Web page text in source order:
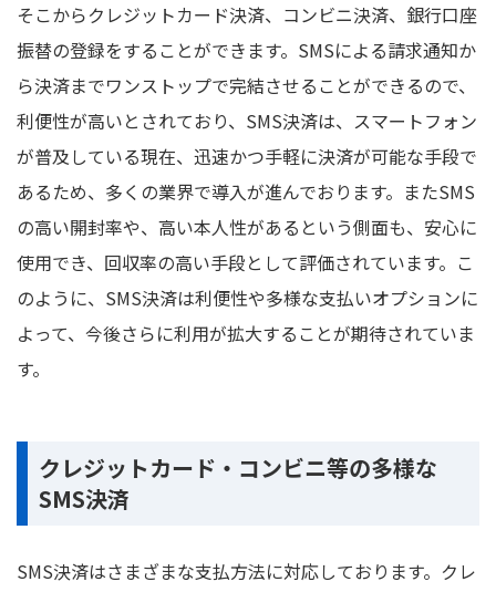
そこからクレジットカード決済、コンビニ決済、銀行口座
振替の登録をすることができます。SMSによる請求通知か
ら決済までワンストップで完結させることができるので、
利便性が高いとされており、SMS決済は、スマートフォン
が普及している現在、迅速かつ手軽に決済が可能な手段で
あるため、多くの業界で導入が進んでおります。またSMS
の高い開封率や、高い本人性があるという側面も、安心に
使用でき、回収率の高い手段として評価されています。こ
のように、SMS決済は利便性や多様な支払いオプションに
よって、今後さらに利用が拡大することが期待されていま
す。
クレジットカード・コンビニ等の多様な
SMS決済
SMS決済はさまざまな支払方法に対応しております。クレ